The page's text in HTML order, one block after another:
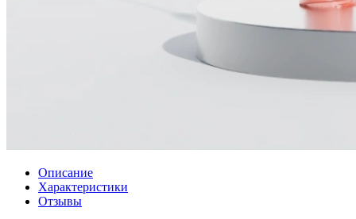
Описание
Характеристики
Отзывы